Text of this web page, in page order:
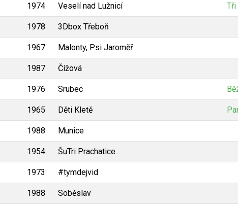
1974 Veselí nad Lužnicí Tři
1978 3Dbox Třeboň
1967 Malonty, Psi Jaroměř
1987 Čížová
1976 Srubec
1965 Děti Kletě
1988 Munice
1954 ŠuTri Prachatice
1973 #tymdejvid
1988 Soběslav